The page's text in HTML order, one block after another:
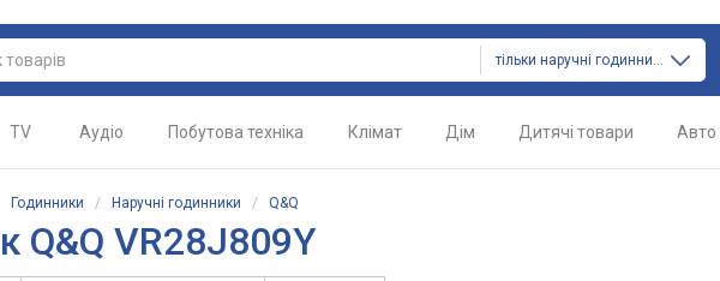
тільки наручні годинники
TV Аудіо Побутова техніка Клімат Дім Дитячі товари Авто
Годинники / Наручні годинники / Q&Q
Q&Q VR28J809Y